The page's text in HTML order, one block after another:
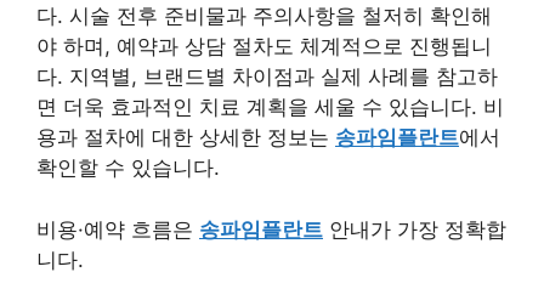
다. 시술 전후 준비물과 주의사항을 철저히 확인해
야 하며, 예약과 상담 절차도 체계적으로 진행됩니
다. 지역별, 브랜드별 차이점과 실제 사례를 참고하
면 더욱 효과적인 치료 계획을 세울 수 있습니다. 비
용과 절차에 대한 상세한 정보는 송파임플란트에서
확인할 수 있습니다.
비용·예약 흐름은 송파임플란트 안내가 가장 정확합
니다.